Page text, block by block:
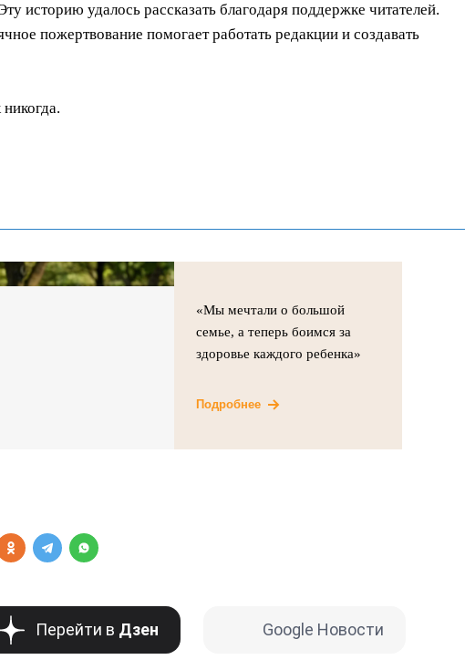
историю удалось рассказать благодаря поддержке читателей.
пожертвование помогает работать редакции и создавать
«Мы мечтали о большой
семье, а теперь боимся за
здоровье каждого ребенка»
Подробнее
Перейти в Дзен Google Новости